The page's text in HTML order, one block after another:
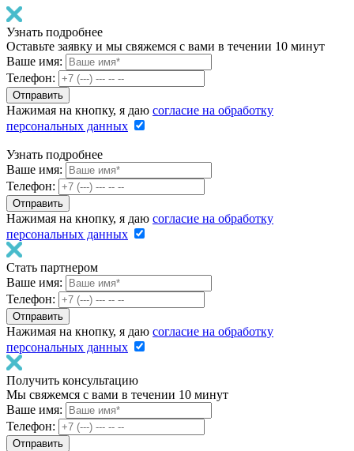
Узнать подробнее
Оставьте заявку и мы свяжемся с вами в течении 10 минут
Ваше имя:
Телефон:
Нажимая на кнопку, я даю согласие на обработку
персональных данных
Узнать подробнее
Ваше имя:
Телефон:
Нажимая на кнопку, я даю согласие на обработку
персональных данных
Стать партнером
Ваше имя:
Телефон:
Нажимая на кнопку, я даю согласие на обработку
персональных данных
Получить консультацию
Мы свяжемся с вами в течении 10 минут
Ваше имя:
Телефон: